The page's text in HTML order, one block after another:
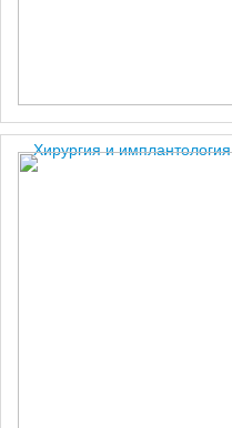
Хирургия и имплантология